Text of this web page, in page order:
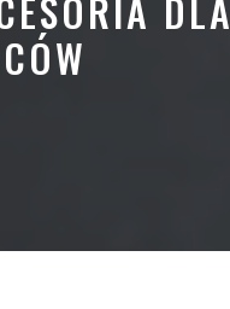
DLA